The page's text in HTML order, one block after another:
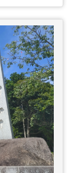
こまでと
の店舗だっ
入店。ハン
ューシーで
店員さんが
たです。 こ
様も
も召し上が
いようなの